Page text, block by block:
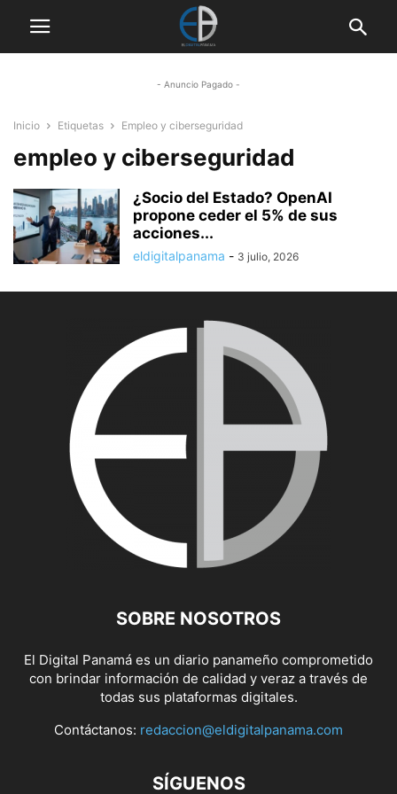
- Anuncio Pagado -
Inicio Etiquetas Empleo y ciberseguridad
empleo y ciberseguridad
¿Socio del Estado? OpenAI
propone ceder el 5% de sus
acciones...
eldigitalpanama - 3 julio, 2026
SOBRE NOSOTROS
El Digital Panamá es un diario panameño comprometido
con brindar información de calidad y veraz a través de
todas sus plataformas digitales.
Contáctanos: redaccion@eldigitalpanama.com
SÍGUENOS